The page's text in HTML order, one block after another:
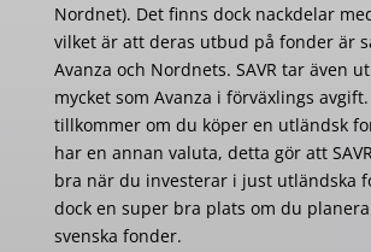
Nordnet). Det finns dock nackdelar
vilket är att deras utbud på fonder är
Avanza och Nordnets. SAVR tar även
mycket som Avanza i förväxlings
tillkommer om du köper en utländsk
har en annan valuta, detta gör att
bra när du investerar i just utländska
dock en super bra plats om du
svenska fonder.